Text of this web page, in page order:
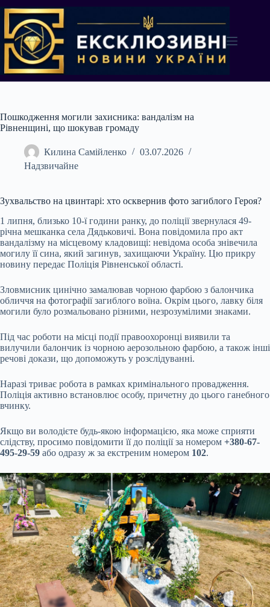
до
вмісту
Пошкодження могили захисника: вандалізм на
Рівненщині, що шокував громаду
Килина Самійленко
03.07.2026
Надзвичайне
Зухвальство на цвинтарі: хто осквернив фото загиблого Героя?
1 липня, близько 10-ї години ранку, до поліції звернулася 49-
річна мешканка села Дядьковичі. Вона повідомила про акт
вандалізму на місцевому кладовищі: невідома особа знівечила
могилу її сина, який загинув, захищаючи Україну. Цю прикру
новину передає Поліція Рівненської області.
Зловмисник цинічно замалював чорною фарбою з балончика
обличчя на фотографії загиблого воїна. Окрім цього, лавку біля
могили було розмальовано різними, незрозумілими знаками.
Під час роботи на місці події правоохоронці виявили та
вилучили балончик із чорною аерозольною фарбою, а також інші
речові докази, що допоможуть у розслідуванні.
Наразі триває робота в рамках кримінального провадження.
Поліція активно встановлює особу, причетну до цього ганебного
вчинку.
Якщо ви володієте будь-якою інформацією, яка може сприяти
слідству, просимо повідомити її до поліції за номером +380-67-
495-29-59 або одразу ж за екстреним номером 102.